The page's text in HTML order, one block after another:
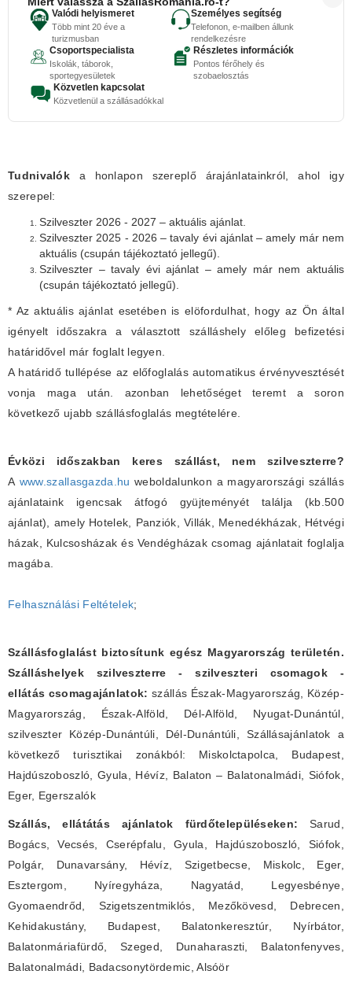
Valódi helyismeret
Több mint 20 éve a
turizmusban
Személyes segítség
Telefonon, e-mailben állunk
rendelkezésre
Csoportspecialista
Iskolák, táborok,
sportegyesületek
Részletes információk
Pontos férőhely és
szobaelosztás
Közvetlen kapcsolat
Közvetlenül a szállásadókkal
Tudnivalók a honlapon szereplő árajánlatainkról, ahol igy
szerepel:
Szilveszter 2026 - 2027 – aktuális ajánlat.
Szilveszter 2025 - 2026 – tavaly évi ajánlat – amely már nem
aktuális (csupán tájékoztató jellegű).
Szilveszter – tavaly évi ajánlat – amely már nem aktuális
(csupán tájékoztató jellegű).
* Az aktuális ajánlat esetében is elöfordulhat, hogy az Ön által
igényelt időszakra a választott szálláshely előleg befizetési
határidővel már foglalt legyen.
A határidő tullépése az előfoglalás automatikus érvényvesztését
vonja maga után. azonban lehetőséget teremt a soron
következő ujabb szállásfoglalás megtételére.
Évközi időszakban keres szállást, nem szilveszterre?
A www.szallasgazda.hu weboldalunkon a magyarországi szállás
ajánlataink igencsak átfogó gyüjteményét találja (kb.500
ajánlat), amely Hotelek, Panziók, Villák, Menedékházak, Hétvégi
házak, Kulcsosházak és Vendégházak csomag ajánlatait foglalja
magába.
Felhasználási Feltételek;
Szállásfoglalást biztosítunk egész Magyarország területén.
Szálláshelyek szilveszterre - szilveszteri csomagok -
ellátás csomagajánlatok: szállás Észak-Magyarország, Közép-
Magyarország, Észak-Alföld, Dél-Alföld, Nyugat-Dunántúl,
szilveszter Közép-Dunántúli, Dél-Dunántúli, Szállásajánlatok a
következő turisztikai zonákból: Miskolctapolca, Budapest,
Hajdúszoboszló, Gyula, Hévíz, Balaton – Balatonalmádi, Siófok,
Eger, Egerszalók
Szállás, ellátátás ajánlatok fürdőtelepüléseken:Sarud,
Bogács, Vecsés, Cserépfalu, Gyula, Hajdúszoboszló, Siófok,
Polgár, Dunavarsány, Hévíz, Szigetbecse, Miskolc, Eger,
Esztergom, Nyíregyháza, Nagyatád, Legyesbénye,
Gyomaendrőd, Szigetszentmiklós, Mezőkövesd, Debrecen,
Kehidakustány, Budapest, Balatonkeresztúr, Nyírbátor,
Balatonmáriafürdő, Szeged, Dunaharaszti, Balatonfenyves,
Balatonalmádi, Badacsonytördemic, Alsóör